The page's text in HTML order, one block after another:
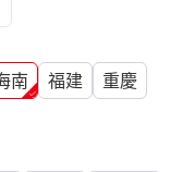
南 福建
重慶